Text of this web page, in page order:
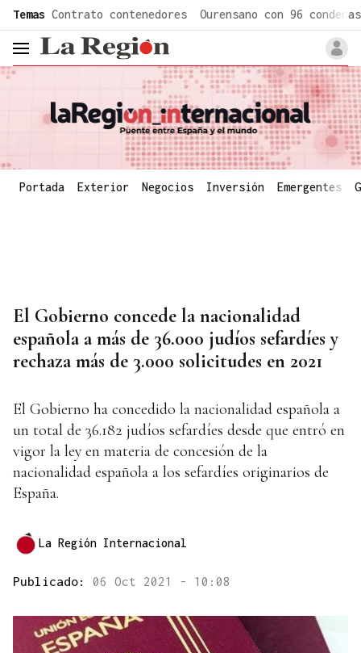
Temas Contrato contenedores Ourensano con 96 condenas
header.menu.open
Portada Exterior Negocios Inversión Emergentes
El Gobierno concede la nacionalidad
española a más de 36.000 judíos sefardíes y
rechaza más de 3.000 solicitudes en 2021
El Gobierno ha concedido la nacionalidad española a
un total de 36.182 judíos sefardíes desde que entró en
vigor la ley en materia de concesión de la
nacionalidad española a los sefardíes originarios de
España.
La Región Internacional
Publicado: 06 Oct 2021 - 10:08